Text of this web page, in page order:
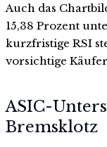
Auch das
15,38 Prozent
kurzfristige RSI
vorsichtige
ASIC-
Bremsklotz